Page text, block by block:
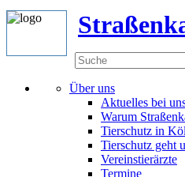
Über uns
Aktuelles bei
Warum
Tierschutz in
Tierschutz geht
Vereinstierärzte
Termine